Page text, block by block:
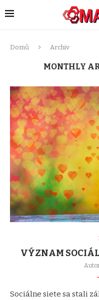
Domů Archiv
MONTHLY
VÝZNAM
Sociálne siete sa stali